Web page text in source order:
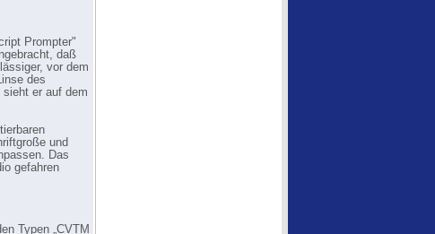
Prompter"
daß
vor dem
des
er auf dem
und
Das
gefahren
Typen „CVTM